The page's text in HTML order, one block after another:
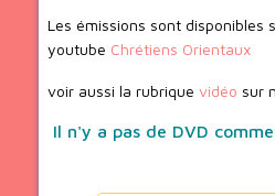
Les émissions sont disponibles
youtube Chrétiens Orientaux
voir aussi la rubrique vidéo sur
Il n'y a pas de DVD